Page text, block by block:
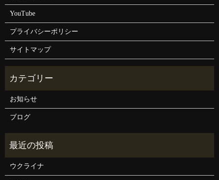
YouTube
プライバシーポリシー
サイトマップ
お知らせ
ブログ
ウクライナ